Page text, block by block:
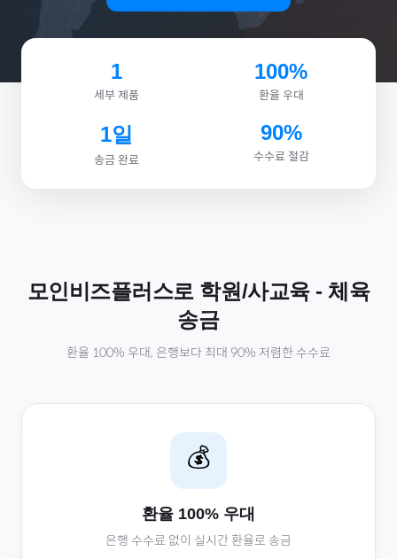
1
세부 제품
100%
환율 우대
1일
송금 완료
90%
수수료 절감
모인비즈플러스로 학원/사교육-체육
송금
환율 100% 우대, 은행보다 최대 90% 저렴한 수수료
💰
환율 100% 우대
은행 수수료 없이 실시간 환율로 송금